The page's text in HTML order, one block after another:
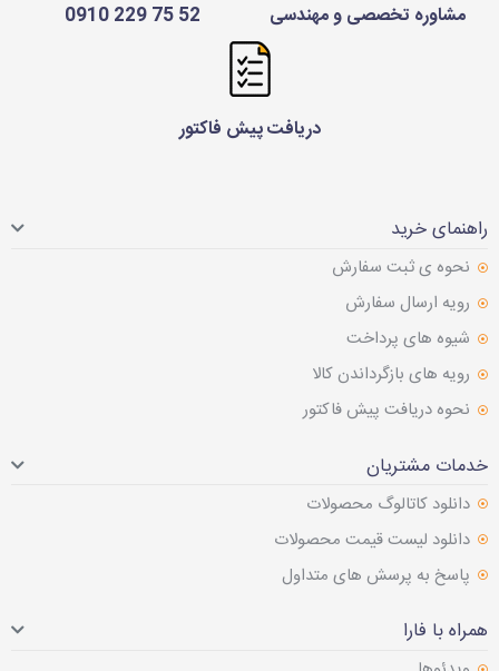
مشاوره تخصصی و مهندسی 52 75 229 0910
دریافت پیش فاکتور
راهنمای خرید
نحوه ی ثبت سفارش
رویه ارسال سفارش
شیوه های پرداخت
رویه های بازگرداندن کالا
نحوه دریافت پیش فاکتور
خدمات مشتریان
دانلود کاتالوگ محصولات
دانلود لیست قیمت محصولات
پاسخ به پرسش های متداول
همراه با فارا